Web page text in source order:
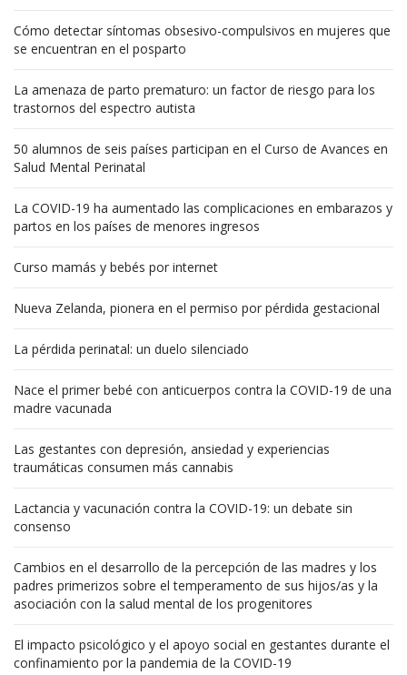
Cómo detectar síntomas obsesivo-compulsivos en mujeres que
se encuentran en el posparto
La amenaza de parto prematuro: un factor de riesgo para los
trastornos del espectro autista
50 alumnos de seis países participan en el Curso de Avances en
Salud Mental Perinatal
La COVID-19 ha aumentado las complicaciones en embarazos y
partos en los países de menores ingresos
Curso mamás y bebés por internet
Nueva Zelanda, pionera en el permiso por pérdida gestacional
La pérdida perinatal: un duelo silenciado
Nace el primer bebé con anticuerpos contra la COVID-19 de una
madre vacunada
Las gestantes con depresión, ansiedad y experiencias
traumáticas consumen más cannabis
Lactancia y vacunación contra la COVID-19: un debate sin
consenso
Cambios en el desarrollo de la percepción de las madres y los
padres primerizos sobre el temperamento de sus hijos/as y la
asociación con la salud mental de los progenitores
El impacto psicológico y el apoyo social en gestantes durante el
confinamiento por la pandemia de la COVID-19